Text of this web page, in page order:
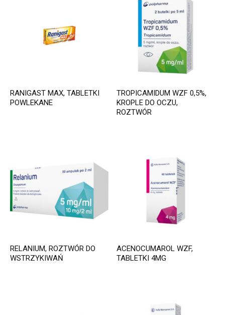
RANIGAST MAX, TABLETKI
POWLEKANE
TROPICAMIDUM WZF 0,5%,
KROPLE DO OCZU,
ROZTWÓR
RELANIUM, ROZTWÓR DO
WSTRZYKIWAŃ
ACENOCUMAROL WZF,
TABLETKI 4MG